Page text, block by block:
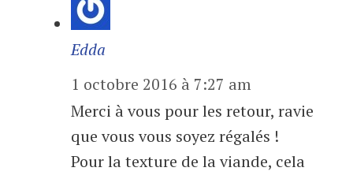
Edda
1 octobre 2016 à 7:27 am
Merci à vous pour les retour, ravie
que vous vous soyez régalés !
Pour la texture de la viande, cela